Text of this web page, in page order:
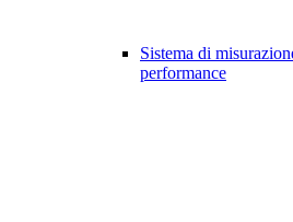
Sistema di
performance